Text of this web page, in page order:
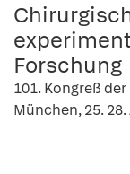
Forschung
101. Kongreß
München, 25.